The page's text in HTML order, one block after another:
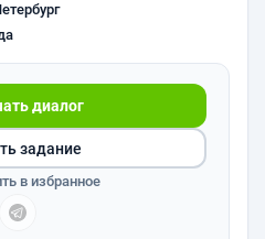
диалог
задание
в избранное